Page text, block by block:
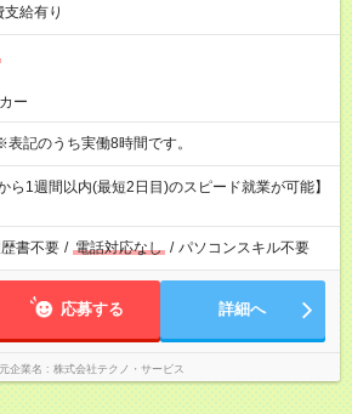
支給有り
ー
～17:30 ※表記のうち実働8時間です。
ら1週間以内(最短2日目)のスピード就業が可能】
書不要 / 電話対応なし / パソコンスキル不要
応募する 詳細へ
企業名 株式会社テクノ・サービス